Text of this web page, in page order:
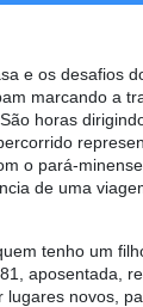
e os desafios
marcando a
horas
o pará-
de uma
tenho um
aposentada,
novos,